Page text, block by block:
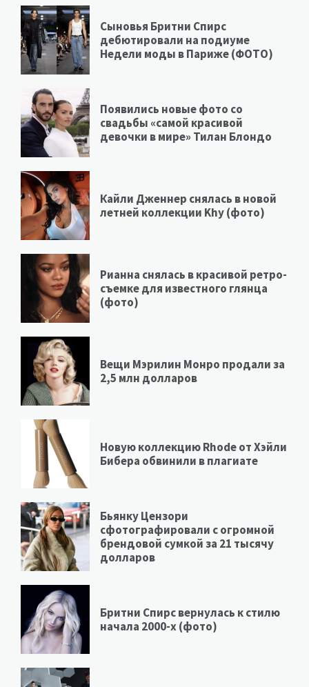
Сыновья Бритни Спирс
дебютировали на подиуме
Недели моды в Париже (ФОТО)
Появились новые фото со
свадьбы «самой красивой
девочки в мире» Тилан Блондо
Кайли Дженнер снялась в новой
летней коллекции Khy (фото)
Рианна снялась в красивой ретро-
съемке для известного глянца
(фото)
Вещи Мэрилин Монро продали за
2,5 млн долларов
Новую коллекцию Rhode от Хэйли
Бибера обвинили в плагиате
Бьянку Цензори
сфотографировали с огромной
брендовой сумкой за 21 тысячу
долларов
Бритни Спирс вернулась к стилю
начала 2000-х (фото)